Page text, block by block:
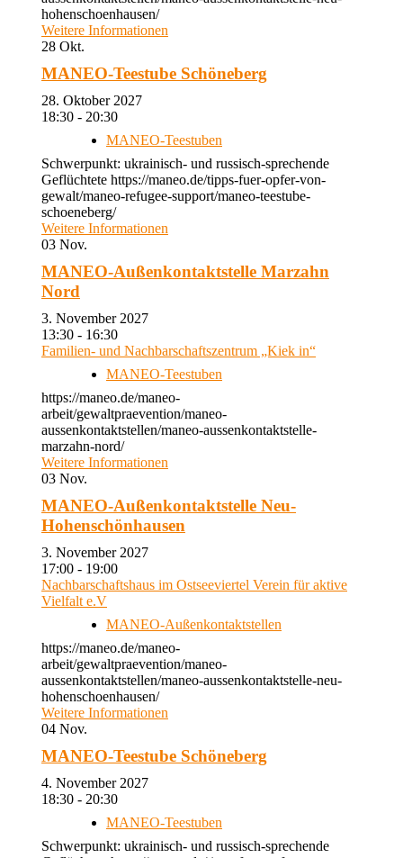
hohenschoenhausen/
Weitere Informationen
28 Okt.
MANEO-Teestube Schöneberg
28. Oktober 2027
18:30 - 20:30
MANEO-Teestuben
Schwerpunkt: ukrainisch- und russisch-sprechende
Geflüchtete https://maneo.de/tipps-fuer-opfer-von-
gewalt/maneo-refugee-support/maneo-teestube-
schoeneberg/
Weitere Informationen
03 Nov.
MANEO-Außenkontaktstelle Marzahn
Nord
3. November 2027
13:30 - 16:30
Familien- und Nachbarschaftszentrum „Kiek in“
MANEO-Teestuben
https://maneo.de/maneo-
arbeit/gewaltpraevention/maneo-
aussenkontaktstellen/maneo-aussenkontaktstelle-
marzahn-nord/
Weitere Informationen
03 Nov.
MANEO-Außenkontaktstelle Neu-
Hohenschönhausen
3. November 2027
17:00 - 19:00
Nachbarschaftshaus im Ostseeviertel Verein für aktive
Vielfalt e.V
MANEO-Außenkontaktstellen
https://maneo.de/maneo-
arbeit/gewaltpraevention/maneo-
aussenkontaktstellen/maneo-aussenkontaktstelle-neu-
hohenschoenhausen/
Weitere Informationen
04 Nov.
MANEO-Teestube Schöneberg
4. November 2027
18:30 - 20:30
MANEO-Teestuben
Schwerpunkt: ukrainisch- und russisch-sprechende